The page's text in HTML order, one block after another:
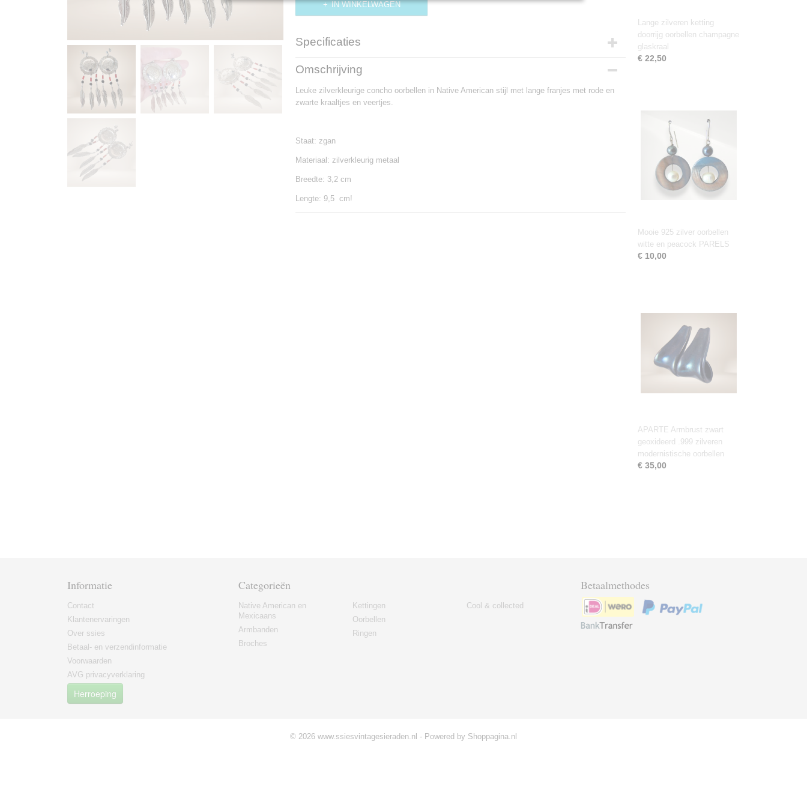
IN WINKELWAGEN
Specificaties
Productcode
Omschrijving
Leuke zilverkleurige concho oorbellen in Native American stijl met lange franjes met rode en
zwarte kraaltjes en veertjes.
Staat: zgan
Materiaal: zilverkleurig metaal
Breedte: 3,2 cm
Lengte: 9,5 cm!
Lange zilveren ketting
doorrijg oorbellen champagne
glaskraal
€ 22,50
Mooie 925 zilver oorbellen
witte en peacock PARELS
€ 10,00
APARTE Armbrust zwart
geoxideerd .999 zilveren
modernistische oorbellen
€ 35,00
Informatie
Contact
Klantenervaringen
Over ssies
Betaal- en verzendinformatie
Voorwaarden
AVG privacyverklaring
Herroeping
Categorieën
Native American en
Mexicaans
Armbanden
Broches
Kettingen
Oorbellen
Ringen
Cool & collected
Betaalmethodes
© 2026 www.ssiesvintagesieraden.nl - Powered by Shoppagina.nl